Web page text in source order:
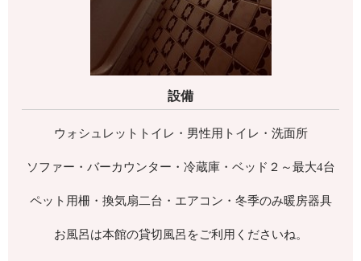
設備
ウォシュレットトイレ・男性用トイレ・洗面所
ソファー・バーカウンター・冷蔵庫・ベッド２～最大4台
ペット用柵・換気扇二台・エアコン・冬季のみ暖房器具
お風呂は本館の貸切風呂をご利用くださいね。